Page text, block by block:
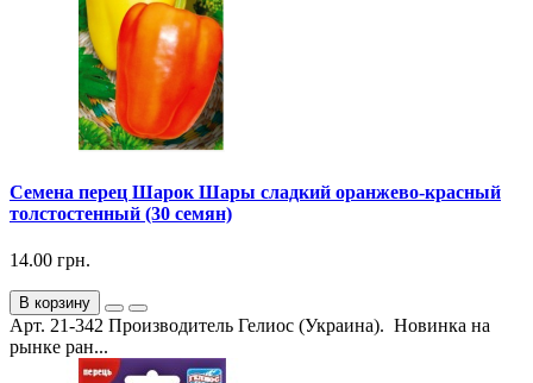
Семена перец Шарок Шары сладкий оранжево-красный
толстостенный (30 семян)
14.00 грн.
В корзину
Арт. 21-342 Производитель Гелиос (Украина). Новинка на
рынке ран...